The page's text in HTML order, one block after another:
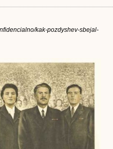
kak-pozdyshev-sbejal-